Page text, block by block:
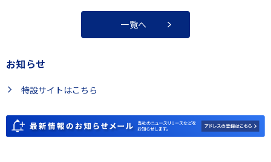
一覧へ
お知らせ
特設サイトはこちら